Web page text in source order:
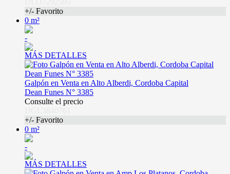
+/- Favorito
0 m²
-
MÁS DETALLES
Galpón en Venta en Alto Alberdi, Cordoba Capital
Dean Funes N° 3385
Consulte el precio
+/- Favorito
0 m²
-
MÁS DETALLES